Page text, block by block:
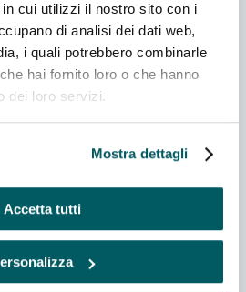
cui utilizzi il nostro sito con i
di analisi dei dati web,
i quali potrebbero combinarle
hai fornito loro o che hanno
dei loro servizi.
Mostra dettagli
Accetta tutti
Reggio Emilia
Lavanderia